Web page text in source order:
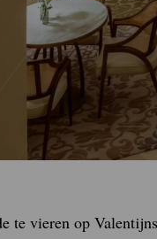
te vieren op